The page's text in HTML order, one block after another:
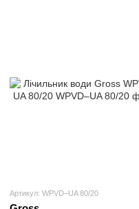
Артикул: WPVD–UA 80/20